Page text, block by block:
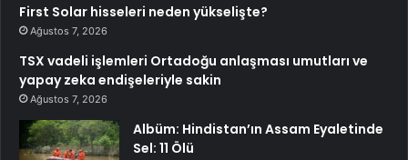
First Solar hisseleri neden yükselişte?
Ağustos 7, 2026
TSX vadeli işlemleri Ortadoğu anlaşması umutları ve
yapay zeka endişeleriyle sakin
Ağustos 7, 2026
Albüm: Hindistan’ın Assam Eyaletinde
Sel: 11 Ölü